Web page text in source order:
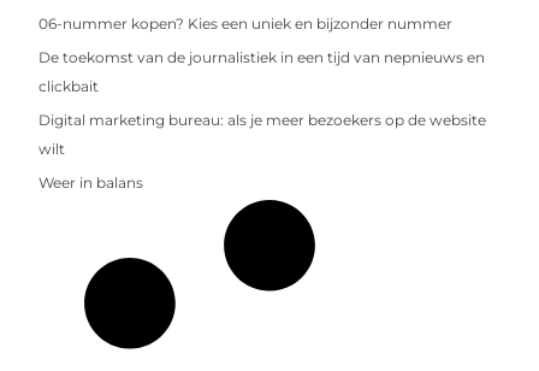
06-nummer kopen? Kies een uniek en bijzonder nummer
De toekomst van de journalistiek in een tijd van nepnieuws en
clickbait
Digital marketing bureau: als je meer bezoekers op de website
wilt
Weer in balans